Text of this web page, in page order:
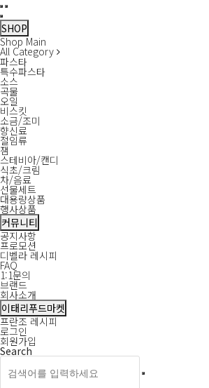
디
벨
라
메
뉴
열
기
검
색
메
뉴
닫
기
SHOP
Shop Main
All Category
파스타
특수파스타
소스
곡물
오일
비스킷
소금/조미
향신료
절임류
잼
스테비아/캔디
식초/크림
차/음료
선물세트
대용량상품
행사상품
커뮤니티
공지사항
프로모션
디벨라 레시피
FAQ
1:1문의
브랜드
회사소개
이태리푸드마켓
프란조 레시피
로그인
회원가입
Search
상
품
명
닫
기
SNS
목
록
보
기
디
벨
라
유
튜
브
디
벨
라
페
이
스
북
디
벨
라
인
스
타
그
램
스
파
게
티
니
1kg
>
파
스
타
배
송
정
보
새
창
새
창
팩
스
메
일
주
소
(주)
영
인
코
퍼
레
이
션
유
튜
브
페
이
스
북
인
스
타
그
램